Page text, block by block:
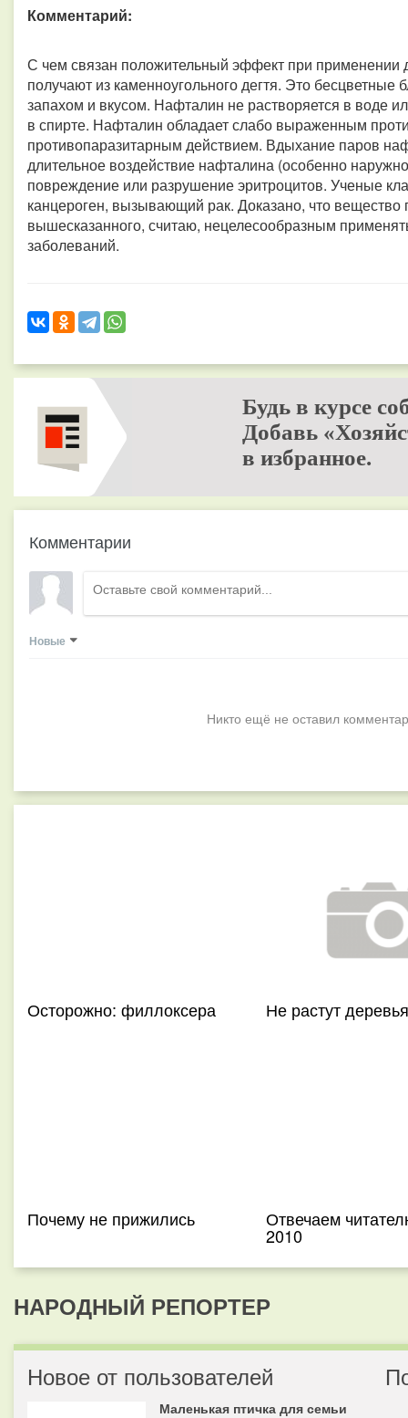
Комментарий:
С чем связан положительный эффект при применении
получают из каменноугольного дегтя. Это
запахом и вкусом. Нафталин не растворяется в воде
в спирте. Нафталин обладает слабо выраженным
противопаразитарным действием. Вдыхание паров
длительное воздействие нафталина (особенно
повреждение или разрушение эритроцитов. Ученые
канцероген, вызывающий рак. Доказано, что вещество
вышесказанного, считаю, нецелесообразным
заболеваний.
Будь в курсе
Добавь
в избранное.
Комментарии
Новые
Никто ещё не оставил
Осторожно: филлоксера Не растут деревья
Почему не прижились Отвечаем
2010
НАРОДНЫЙ РЕПОРТЕР
Новое от пользователей
Маленькая птичка для семьи